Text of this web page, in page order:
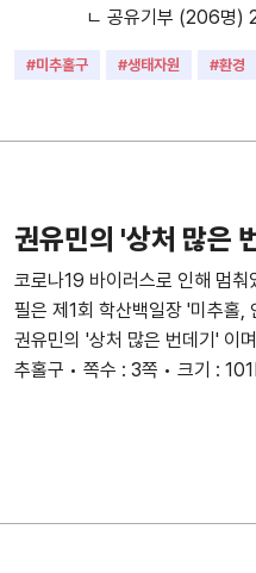
ㄴ 공유기부 (206명)
#미추홀구 #생태자원 #환경
권유민의 '상처 많은
코로나19 바이러스로 인해 멈
필은 제1회 학산백일장 '미추홀,
권유민의 '상처 많은 번데기' 이
추홀구 • 쪽수 : 3쪽 • 크기 :